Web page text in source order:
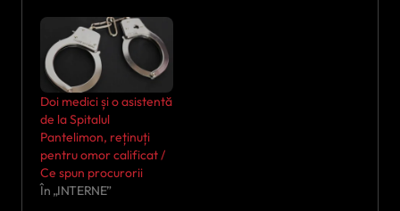
Doi medici și o asistentă
de la Spitalul
Pantelimon, reținuți
pentru omor calificat /
Ce spun procurorii
În „INTERNE”